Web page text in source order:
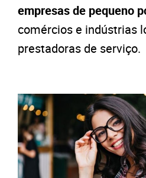
empresas de pequeno
comércios e indústrias
prestadoras de serviço.